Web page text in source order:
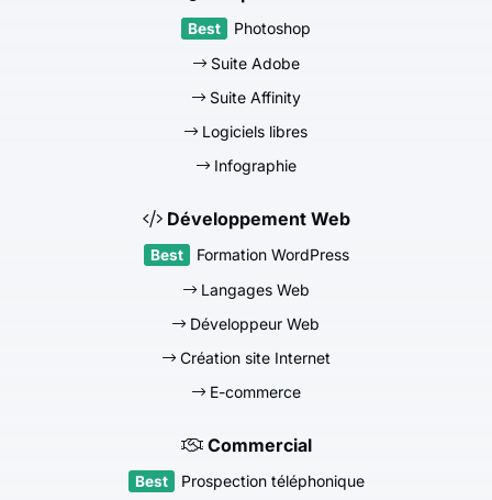
Photoshop
Suite Adobe
Suite Affinity
Logiciels libres
Infographie
Développement Web
Formation WordPress
Langages Web
Développeur Web
Création site Internet
E-commerce
Commercial
Prospection téléphonique